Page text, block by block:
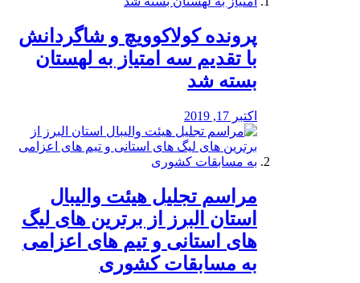
پرونده کولاکوویچ و شاگردانش
با تقدیم سه امتیاز به لهستان
بسته شد
اکتبر 17, 2019
مراسم تجلیل هیئت والیبال
استان البرز از برترین های لیگ
های استانی و تیم های اعزامی
به مسابقات کشوری